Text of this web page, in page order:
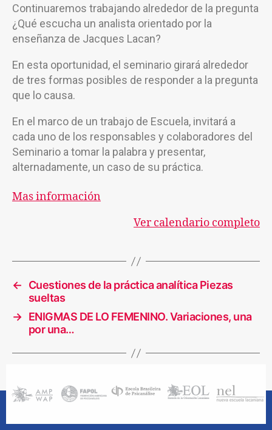
Continuaremos trabajando alrededor de la pregunta
¿Qué escucha un analista orientado por la
enseñanza de Jacques Lacan?
En esta oportunidad, el seminario girará alrededor
de tres formas posibles de responder a la pregunta
que lo causa.
En el marco de un trabajo de Escuela, invitará a
cada uno de los responsables y colaboradores del
Seminario a tomar la palabra y presentar,
alternadamente, un caso de su práctica.
Mas información
Ver calendario completo
←
Cuestiones de la práctica analítica Piezas
sueltas
→ ENIGMAS DE LO FEMENINO. Variaciones, una
por una…